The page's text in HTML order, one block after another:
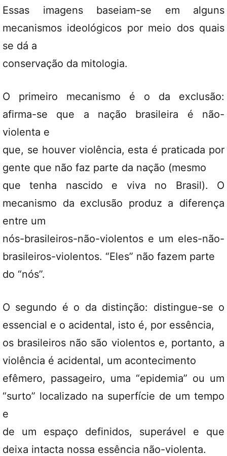
Essas imagens baseiam-se em alguns
mecanismos ideológicos por meio dos quais
se dá a
conservação da mitologia.
O primeiro mecanismo é o da exclusão:
afirma-se que a nação brasileira é não-
violenta e
que, se houver violência, esta é praticada por
gente que não faz parte da nação (mesmo
que tenha nascido e viva no Brasil). O
mecanismo da exclusão produz a diferença
entre um
nós-brasileiros-não-violentos e um eles-não-
brasileiros-violentos. “Eles” não fazem parte
do “nós”.
O segundo é o da distinção: distingue-se o
essencial e o acidental, isto é, por essência,
os brasileiros não são violentos e, portanto, a
violência é acidental, um acontecimento
efêmero, passageiro, uma “epidemia” ou um
“surto” localizado na superfície de um tempo
e
de um espaço definidos, superável e que
deixa intacta nossa essência não-violenta.